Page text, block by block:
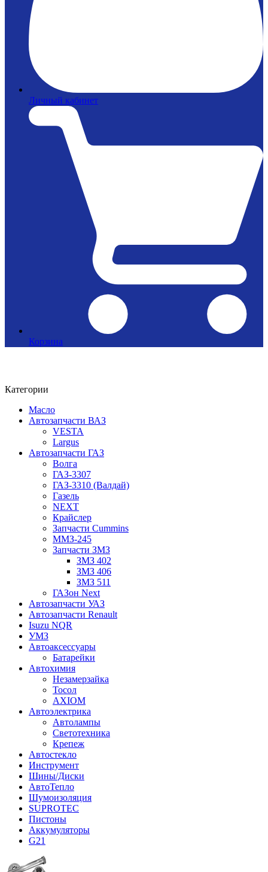
Личный кабинет
Корзина
Категории
Масло
Автозапчасти ВАЗ
VESTA
Largus
Автозапчасти ГАЗ
Волга
ГАЗ-3307
ГАЗ-3310 (Валдай)
Газель
NEXT
Крайслер
Запчасти Cummins
ММЗ-245
Запчасти ЗМЗ
ЗМЗ 402
ЗМЗ 406
ЗМЗ 511
ГАЗон Next
Автозапчасти УАЗ
Автозапчасти Renault
Isuzu NQR
УМЗ
Автоаксессуары
Батарейки
Автохимия
Незамерзайка
Тосол
AXIOM
Автоэлектрика
Автолампы
Светотехника
Крепеж
Автостекло
Инструмент
Шины/Диски
АвтоТепло
Шумоизоляция
SUPROTEC
Пистоны
Аккумуляторы
G21